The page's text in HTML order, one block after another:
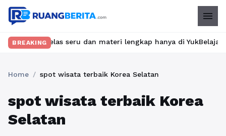
menu
BREAKING
kelas seru dan materi lengkap hanya di YukBelajar.com.
Home / spot wisata terbaik Korea Selatan
spot wisata terbaik Korea
Selatan